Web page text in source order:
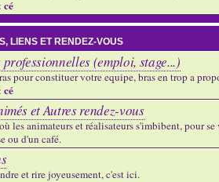
cé
LIENS ET RENDEZ-VOUS
(emploi, stage...)
pour constituer votre equipe, bras en trop a
cé
et Autres rendez-vous
les animateurs et réalisateurs s'imbibent, pour
ou d'un café.
et rire joyeusement, c'est ici.